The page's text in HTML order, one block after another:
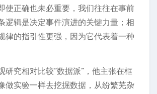
使正确也未必重要，我们往往在事前
逻辑是决定事件演进的关键力量；相
律的指引性更强，因为它代表着一种
研究相对比较“数据派”，他主张在框
做实验一样去挖掘数据，从纷繁芜杂